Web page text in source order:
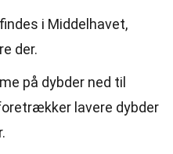
i Middelhavet,
der.
på dybder ned til
lavere dybder